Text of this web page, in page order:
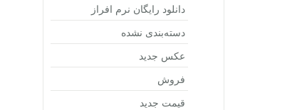
دانلود رایگان نرم افراز
دسته‌بندی نشده
عکس جدید
فروش
قیمت جدید